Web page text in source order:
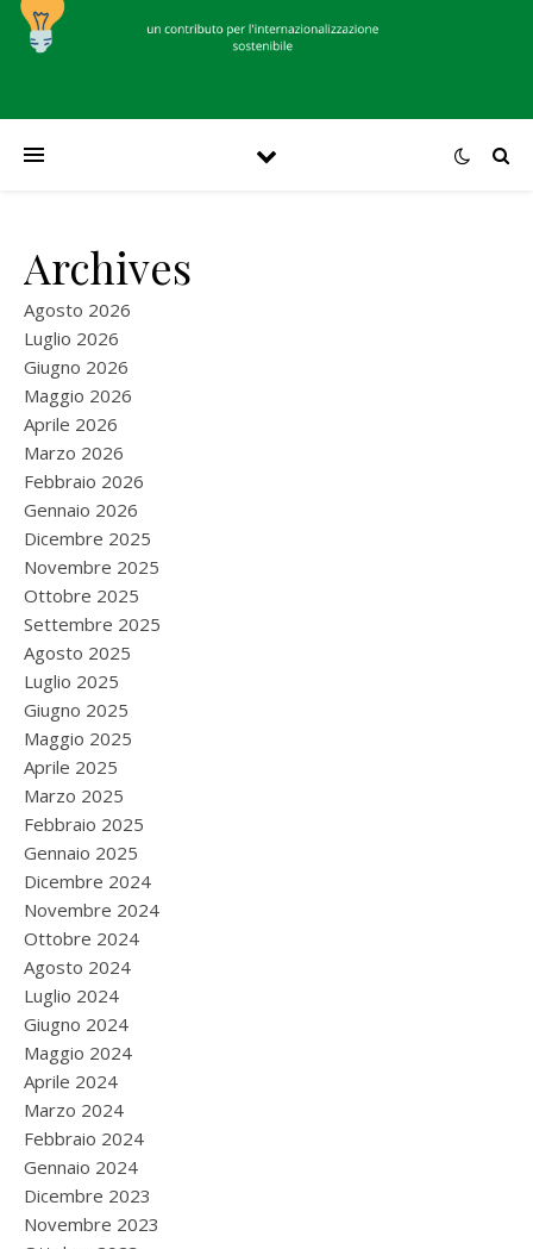
Archives
Agosto 2026
Luglio 2026
Giugno 2026
Maggio 2026
Aprile 2026
Marzo 2026
Febbraio 2026
Gennaio 2026
Dicembre 2025
Novembre 2025
Ottobre 2025
Settembre 2025
Agosto 2025
Luglio 2025
Giugno 2025
Maggio 2025
Aprile 2025
Marzo 2025
Febbraio 2025
Gennaio 2025
Dicembre 2024
Novembre 2024
Ottobre 2024
Agosto 2024
Luglio 2024
Giugno 2024
Maggio 2024
Aprile 2024
Marzo 2024
Febbraio 2024
Gennaio 2024
Dicembre 2023
Novembre 2023